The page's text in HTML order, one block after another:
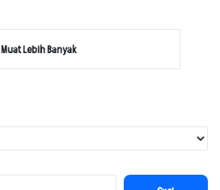
Muat Lebih Banyak
Cari